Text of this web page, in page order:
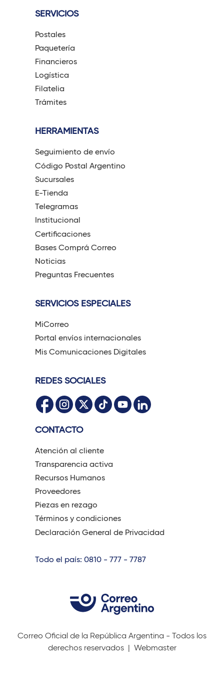
SERVICIOS
Postales
Paquetería
Financieros
Logística
Filatelia
Trámites
HERRAMIENTAS
Seguimiento de envío
Código Postal Argentino
Sucursales
E-Tienda
Telegramas
Institucional
Certificaciones
Bases Comprá Correo
Noticias
Preguntas Frecuentes
SERVICIOS ESPECIALES
MiCorreo
Portal envíos internacionales
Mis Comunicaciones Digitales
REDES SOCIALES
CONTACTO
Atención al cliente
Transparencia activa
Recursos Humanos
Proveedores
Piezas en rezago
Términos y condiciones
Declaración General de Privacidad
Todo el país: 0810 - 777 - 7787
Correo Oficial de la República Argentina - Todos los
derechos reservados | Webmaster